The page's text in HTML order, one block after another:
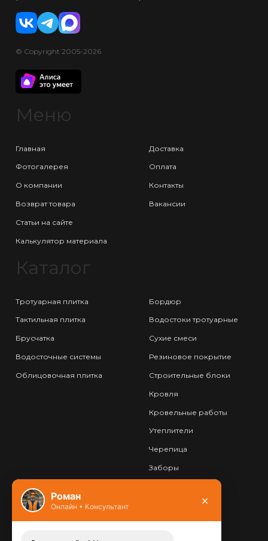
© Copyright 2005-2026
Меню
Главная
Фотогалерея
О компании
Возврат товара
Статьи на сайте
Калькулятор материала
Доставка
Оплата
Контакты
Вакансии
Каталог
Тротуарная плитка
Тактильная плитка
Брусчатка
Водосточные системы
Облицовочная плитка
Бордюр
Водостоки тротуарные
Сухие смеси
Резиновое покрытие
Строительные блоки
Кровля
Кровельные работы
Утеплители
Черепица
Заборы
Контакты
Заказать звонок
Роман
Онлайн • Консультант ×